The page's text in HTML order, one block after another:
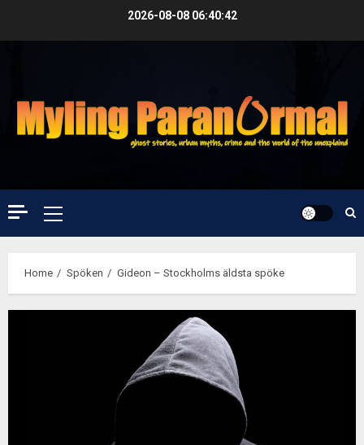
2026-08-08 06:40:43
Primary
Menu
Home Spöken Gideon – Stockholms äldsta spöke